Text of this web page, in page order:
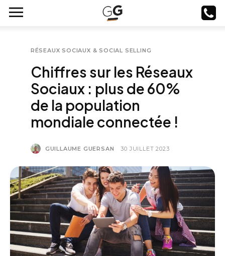
RÉSEAUX SOCIAUX & SOCIAL SELLING
Chiffres sur les Réseaux
Sociaux : plus de 60%
de la population
mondiale connectée !
GUILLAUME GUERSAN 30 JUILLET 2023